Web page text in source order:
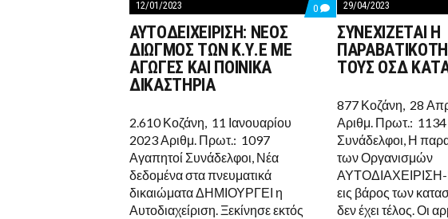
12/01/2023
0 COMMENTS
ON
ΑΥΤΟΔΕΙΧΕΙΡΙΣΗ:
ΝΕΟΣ
ΔΙΩΓΜΟΣ
ΑΓΩΓΕΣ
ΠΟΙΝΙΚΑ
ΔΙΚΑΣΤΗΡΙΑ
ΑΥΤΟΔΕΙΧΕΙΡΙΣΗ: ΝΕΟΣ
ΔΙΩΓΜΟΣ ΤΩΝ Κ.Υ.Ε ΜΕ
ΑΓΩΓΕΣ ΚΑΙ ΠΟΙΝΙΚΑ
ΔΙΚΑΣΤΗΡΙΑ
2.610 Κοζάνη, 11 Ιανουαρίου
2023 Αριθμ. Πρωτ.: 1097
Αγαπητοί Συνάδελφοι, Νέα
δεδομένα στα πνευματικά
δικαιώματα ΔΗΜΙΟΥΡΓΕΙ η
Αυτοδιαχείριση. Ξεκίνησε εκτός
29/04/2023
ΣΥΝΕΧΙΖΕΤΑΙ Η
ΤΟΥΣ ΟΣΔ
877 Κοζάνη, 28
Αριθμ. Πρωτ.:
Συνάδελφοι, Η
των Οργανισμών
εις βάρος των
δεν έχει τέλος. Οι